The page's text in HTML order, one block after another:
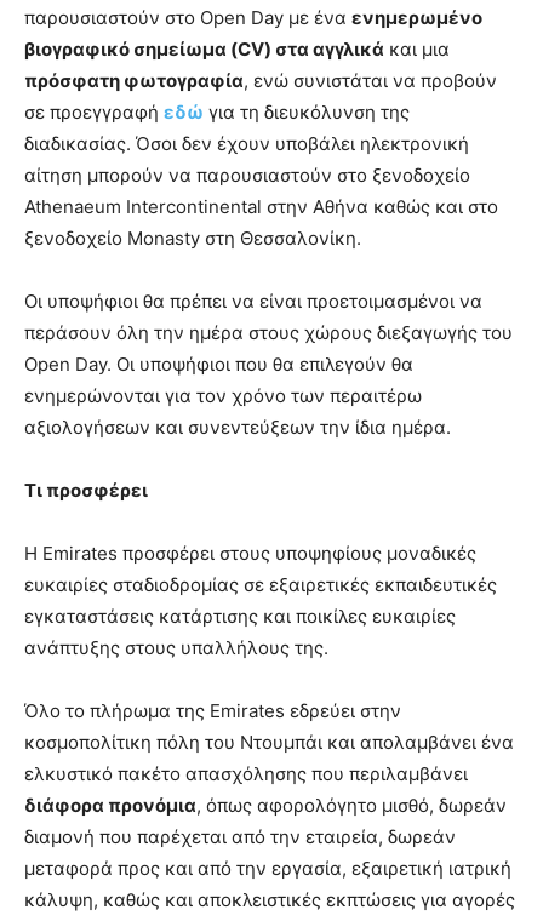
παρουσιαστούν στο Open Day με ένα ενημερωμένο
βιογραφικό σημείωμα (CV) στα αγγλικά και μια
πρόσφατη φωτογραφία, ενώ συνιστάται να προβούν
σε προεγγραφή εδώ για τη διευκόλυνση της
διαδικασίας. Όσοι δεν έχουν υποβάλει ηλεκτρονική
αίτηση μπορούν να παρουσιαστούν στο ξενοδοχείο
Athenaeum Intercontinental στην Αθήνα καθώς και στο
ξενοδοχείο Monasty στη Θεσσαλονίκη.
Οι υποψήφιοι θα πρέπει να είναι προετοιμασμένοι να
περάσουν όλη την ημέρα στους χώρους διεξαγωγής του
Open Day. Οι υποψήφιοι που θα επιλεγούν θα
ενημερώνονται για τον χρόνο των περαιτέρω
αξιολογήσεων και συνεντεύξεων την ίδια ημέρα.
Τι προσφέρει
Η Emirates προσφέρει στους υποψηφίους μοναδικές
ευκαιρίες σταδιοδρομίας σε εξαιρετικές εκπαιδευτικές
εγκαταστάσεις κατάρτισης και ποικίλες ευκαιρίες
ανάπτυξης στους υπαλλήλους της.
Όλο το πλήρωμα της Emirates εδρεύει στην
κοσμοπολίτικη πόλη του Ντουμπάι και απολαμβάνει ένα
ελκυστικό πακέτο απασχόλησης που περιλαμβάνει
διάφορα προνόμια, όπως αφορολόγητο μισθό, δωρεάν
διαμονή που παρέχεται από την εταιρεία, δωρεάν
μεταφορά προς και από την εργασία, εξαιρετική ιατρική
κάλυψη, καθώς και αποκλειστικές εκπτώσεις για αγορές